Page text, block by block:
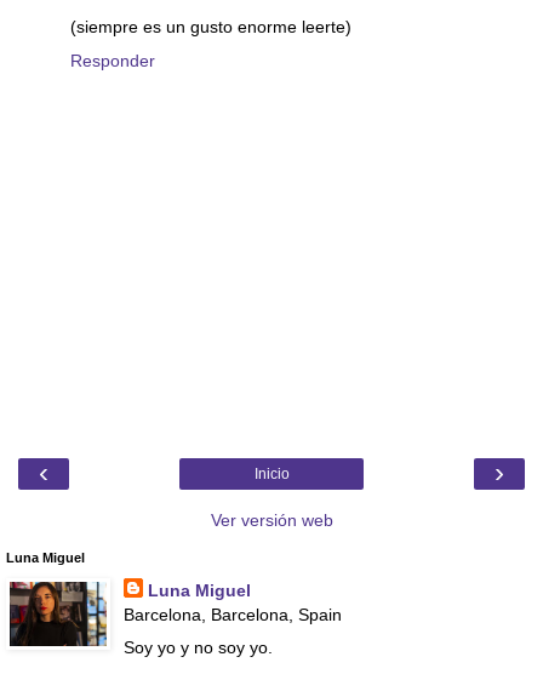
(siempre es un gusto enorme leerte)
Responder
‹ ›
Inicio
Ver versión web
Luna Miguel
Luna Miguel
Barcelona, Barcelona, Spain
Soy yo y no soy yo.